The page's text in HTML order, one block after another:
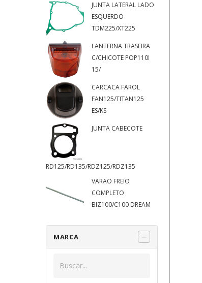
JUNTA LATERAL LADO
ESQUERDO
TDM225/XT225
LANTERNA TRASEIRA
C/CHICOTE POP110I
15/
CARCACA FAROL
FAN125/TITAN125
ES/KS
JUNTA CABECOTE
RD125/RD135/RDZ125/RDZ135
VARAO FREIO
COMPLETO
BIZ100/C100 DREAM
MARCA